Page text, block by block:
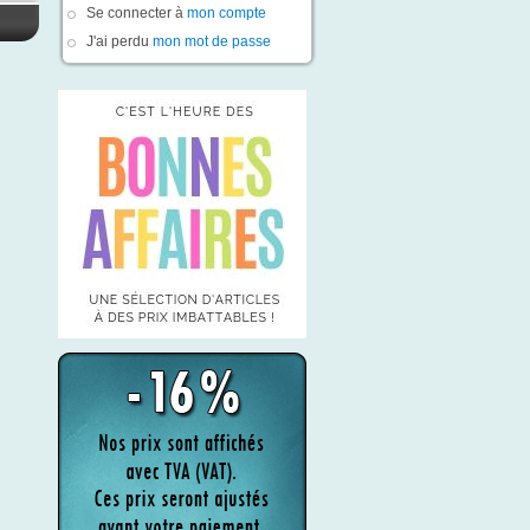
Se connecter à mon compte
J'ai perdu mon mot de passe